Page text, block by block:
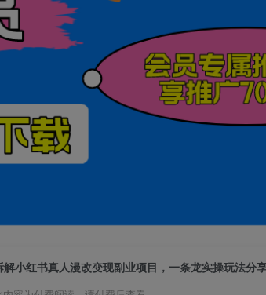
解小红书真人漫改变现副业项目，一条龙实操玩法分